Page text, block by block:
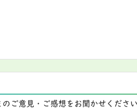
ご意見・ご感想をお聞かせくださ